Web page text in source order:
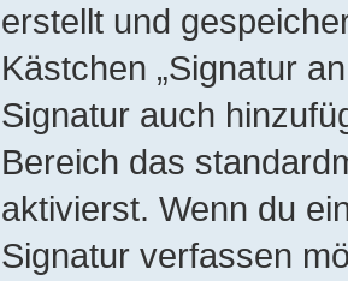
erstellt und
Kästchen „Signatur
Signatur auch
Bereich das
aktivierst. Wenn du
Signatur verfassen